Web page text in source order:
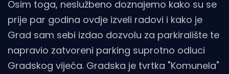
Osim toga, neslužbeno doznajemo kako su se
prije par godina ovdje izveli radovi i kako je
Grad sam sebi izdao dozvolu za parkiralište te
napravio zatvoreni parking suprotno odluci
Gradskog vijeća. Gradska je tvrtka "Komunela"